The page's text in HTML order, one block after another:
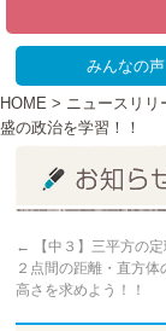
みんなの声
HOME > ニュースリリ
盛の政治を学習！！
←
【中３】三平方の
２点間の距離・直方
高さを求めよう！！